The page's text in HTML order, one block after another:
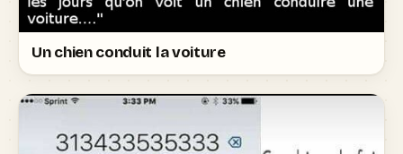
Un chien conduit la voiture